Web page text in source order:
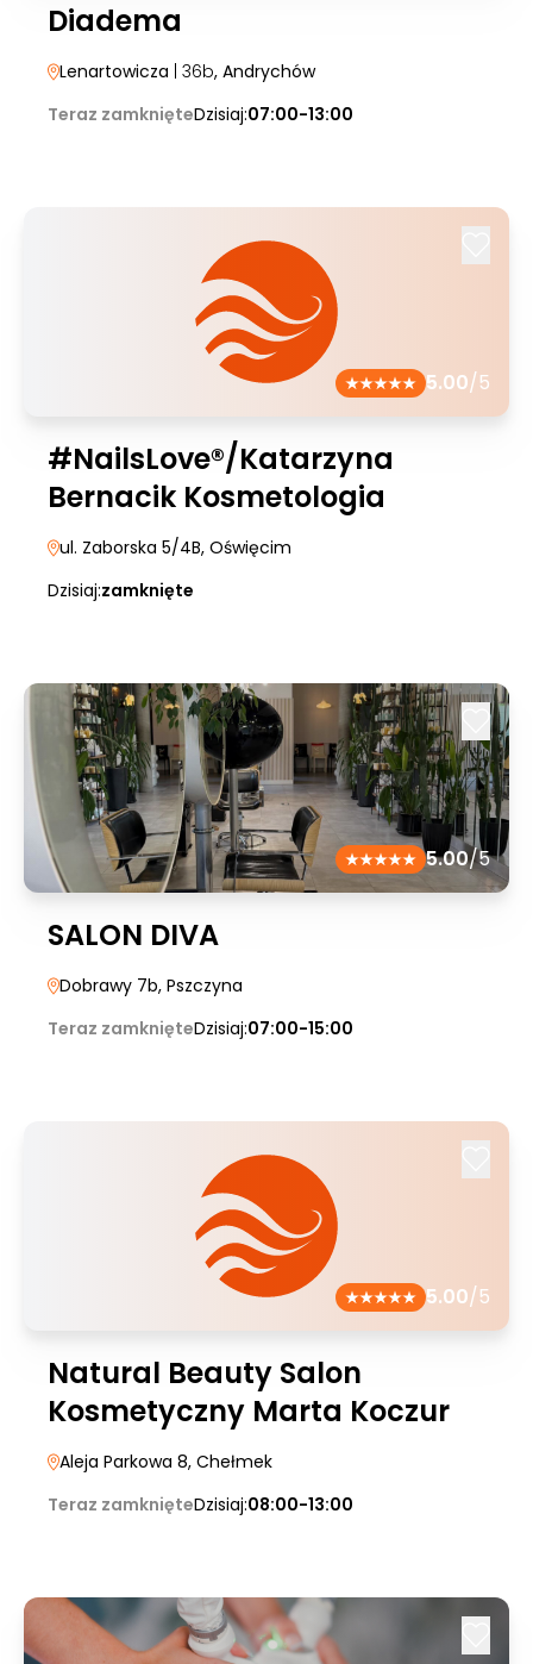
Diadema
Lenartowicza | 36b, Andrychów
Teraz zamknięteDzisiaj:07:00-13:00
5.00/5
#NailsLove®/Katarzyna
Bernacik Kosmetologia
ul. Zaborska 5/4B, Oświęcim
Dzisiaj:zamknięte
5.00/5
SALON DIVA
Dobrawy 7b, Pszczyna
Teraz zamknięteDzisiaj:07:00-15:00
5.00/5
Natural Beauty Salon
Kosmetyczny Marta Koczur
Aleja Parkowa 8, Chełmek
Teraz zamknięteDzisiaj:08:00-13:00